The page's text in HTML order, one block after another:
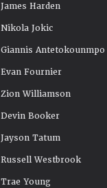
James Harden
Nikola Jokic
Giannis Antetokounmpo
Evan Fournier
Zion Williamson
Devin Booker
Jayson Tatum
Russell Westbrook
Trae Young